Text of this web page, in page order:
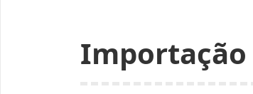
Importação